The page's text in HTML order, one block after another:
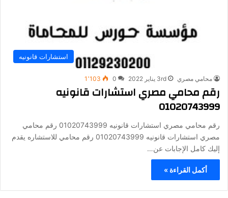
استشارات قانونيه
محامي مصري 3rd يناير 2022 0 1٬103
رقم محامي مصري استشارات قانونيه
01020743999
رقم محامي مصري استشارات قانونيه 01020743999 رقم محامي
مصري استشارات قانونيه 01020743999 رقم محامي للاستشاره يقدم
إليك كامل الإجابات عن…
أكمل القراءة »